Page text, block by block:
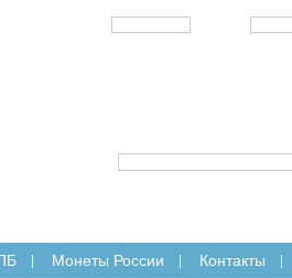
Монеты России Контакты